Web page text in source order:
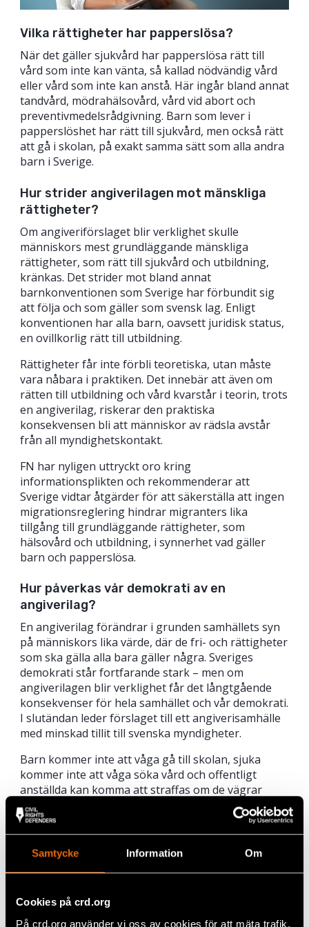
Samtycke Information Om
Cookies på crd.org
På crd.org använder vi oss av cookies för att mäta trafik,
Vilka rättigheter har papperslösa?
När det gäller sjukvård har papperslösa rätt till
vård som inte kan vänta, så kallad nödvändig vård
eller vård som inte kan anstå. Här ingår bland annat
tandvård, mödrahälsovård, vård vid abort och
preventivmedelsrådgivning. Barn som lever i
papperslöshet har rätt till sjukvård, men också rätt
att gå i skolan, på exakt samma sätt som alla andra
barn i Sverige.
Hur strider angiverilagen mot mänskliga
rättigheter?
Om angiveriförslaget blir verklighet skulle
människors mest grundläggande mänskliga
rättigheter, som rätt till sjukvård och utbildning,
kränkas. Det strider mot bland annat
barnkonventionen som Sverige har förbundit sig
att följa och som gäller som svensk lag. Enligt
konventionen har alla barn, oavsett juridisk status,
en ovillkorlig rätt till utbildning.
Rättigheter får inte förbli teoretiska, utan måste
vara nåbara i praktiken. Det innebär att även om
rätten till utbildning och vård kvarstår i teorin, trots
en angiverilag, riskerar den praktiska
konsekvensen bli att människor av rädsla avstår
från all myndighetskontakt.
FN har nyligen uttryckt oro kring
informationsplikten och rekommenderar att
Sverige vidtar åtgärder för att säkerställa att ingen
migrationsreglering hindrar migranters lika
tillgång till grundläggande rättigheter, som
hälsovård och utbildning, i synnerhet vad gäller
barn och papperslösa.
Hur påverkas vår demokrati av en
angiverilag?
En angiverilag förändrar i grunden samhällets syn
på människors lika värde, där de fri- och rättigheter
som ska gälla alla bara gäller några. Sveriges
demokrati står fortfarande stark – men om
angiverilagen blir verklighet får det långtgående
konsekvenser för hela samhället och vår demokrati.
I slutändan leder förslaget till ett angiverisamhälle
med minskad tillit till svenska myndigheter.
Barn kommer inte att våga gå till skolan, sjuka
kommer inte att våga söka vård och offentligt
anställda kan komma att straffas om de vägrar
involveras i jakten på en redan utsatt grupp. En
angiverilag ökar också risken för att personer med
migrationsbakgrund och människor som rasifieras
utsätts för mer etnisk diskriminering och
och kontrolleras på grund av sitt utseende eller var
de uppfattas komma ifrån.